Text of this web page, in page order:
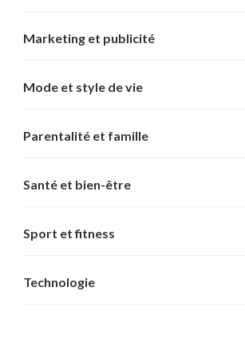
Marketing et publicité
Mode et style de vie
Parentalité et famille
Santé et bien-être
Sport et fitness
Technologie